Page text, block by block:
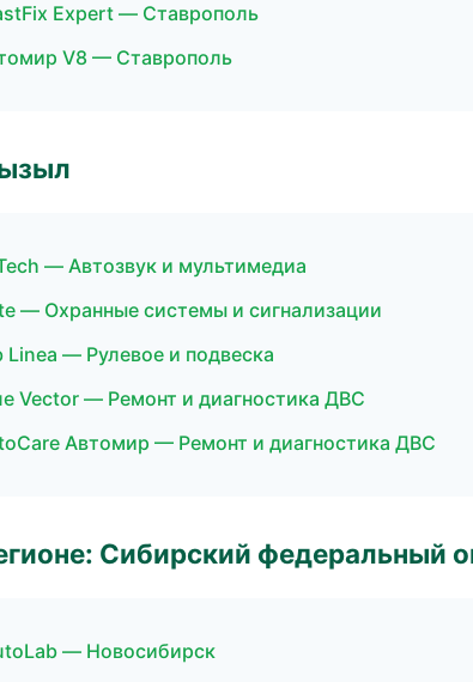
Expert — Ставрополь
V8 — Ставрополь
— Автозвук и мультимедиа
— Охранные системы и сигнализации
Linea — Рулевое и подвеска
Vector — Ремонт и диагностика ДВС
Автомир — Ремонт и диагностика ДВС
Сибирский федеральный
— Новосибирск